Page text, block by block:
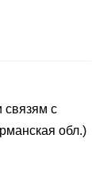
связям с
обл.)